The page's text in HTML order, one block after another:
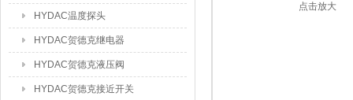
HYDAC温度探头
HYDAC贺德克继电器
HYDAC贺德克液压阀
HYDAC贺德克接近开关
点击放大